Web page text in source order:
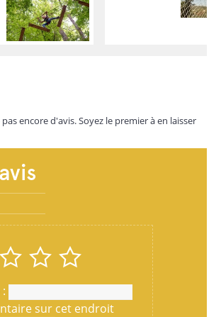
encore d'avis. Soyez le premier à en laisser
sur cet endroit